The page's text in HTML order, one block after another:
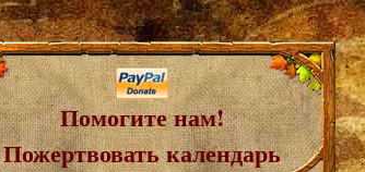
Помогите нам!
Пожертвовать календарь